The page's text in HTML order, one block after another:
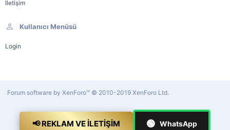
İletişim
Kullanıcı Menüsü
Login
Forum software by XenForo™ © 2010-2019 XenForo Ltd.
📢 REKLAM VE İLETIŞIM 🟢 WhatsApp